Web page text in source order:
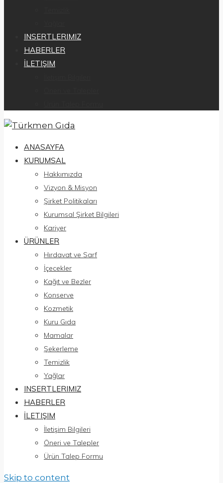
INSERTLERIMIZ
HABERLER
İLETIŞIM
ANASAYFA
KURUMSAL
Hakkımızda
Vizyon & Misyon
Şirket Politikaları
Kurumsal Şirket Bilgileri
Kariyer
ÜRÜNLER
Hırdavat ve Sarf
İçecekler
Kağıt ve Bezler
Konserve
Kozmetik
Kuru Gıda
Mamalar
Şekerleme
Temizlik
Yağlar
INSERTLERIMIZ
HABERLER
İLETIŞIM
İletişim Bilgileri
Öneri ve Talepler
Ürün Talep Formu
Skip to content